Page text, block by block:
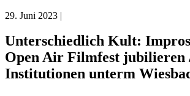
29. Juni 2023 |
Unterschiedlich Kult:
Open Air Filmfest jubilieren
Institutionen unterm